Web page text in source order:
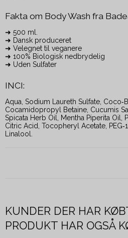
Fakta om Body Wash fra
➜ 500 ml.
➜ Dansk produceret
➜ Velegnet til veganere
➜ 100% Biologisk nedbrydelig
➜ Uden Sulfater
INCI:
Aqua, Sodium Laureth Sulfate,
Cocamidopropyl Betaine, Cucumis
Spicata Herb Oil, Mentha Piperita Oil,
Citric Acid, Tocopheryl Acetate,
Linalool.
KUNDER DER HAR
PRODUKT HAR OGSÅ